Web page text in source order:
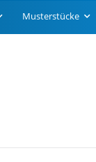
Musterstücke